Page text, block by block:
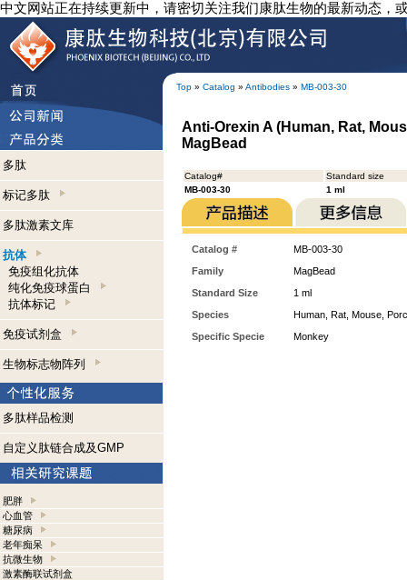
中文网站正在持续更新中，请密切关注我们康肽生物的最新动态，
Top » Catalog » Antibodies » MB-003-30
多肽
标记多肽
多肽激素文库
抗体
免疫组化抗体
纯化免疫球蛋白
抗体标记
免疫试剂盒
生物标志物阵列
多肽样品检测
自定义肽链合成及GMP
肥胖
心血管
糖尿病
老年痴呆
抗微生物
激素酶联试剂盒
Anti-Orexin A (Human, Rat,
MagBead
Catalog#
Standard size
MB-003-30
1 ml
Catalog #
MB-003-30
Family
MagBead
Standard Size
1 ml
Species
Human, Rat, Mouse,
Specific Specie
Monkey